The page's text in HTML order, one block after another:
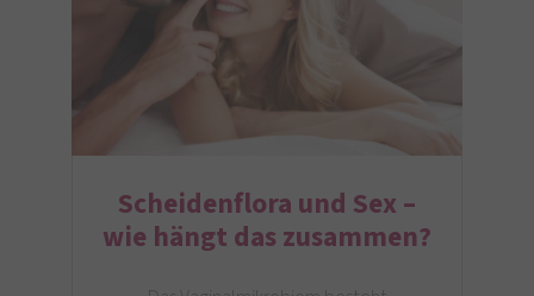
Scheidenflora und Sex –
wie hängt das zusammen?